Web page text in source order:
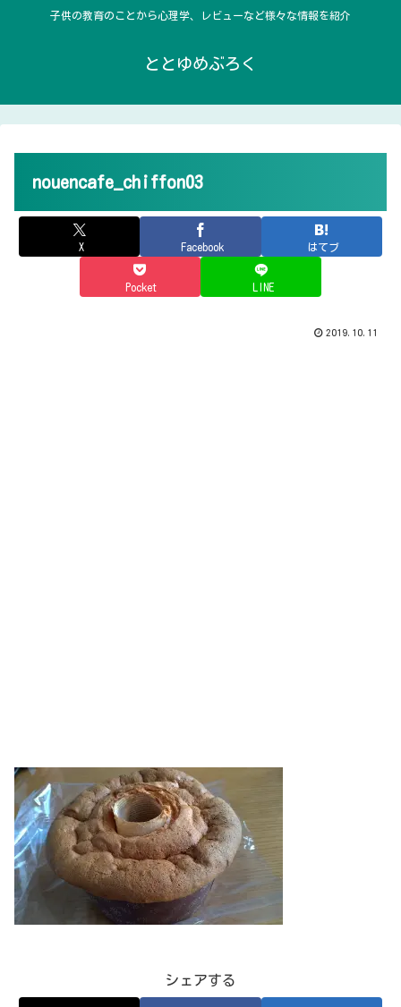
子供の教育のことから心理学、レビューなど様々な情報を紹介
ととゆめぶろく
nouencafe_chiffon03
X Facebook はてブ
Pocket LINE
2019.10.11
シェアする